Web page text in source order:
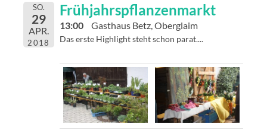
SO.
29
APR.
2018
Frühjahrspflanzenmarkt
13:00 Gasthaus Betz, Oberglaim
Das erste Highlight steht schon parat....